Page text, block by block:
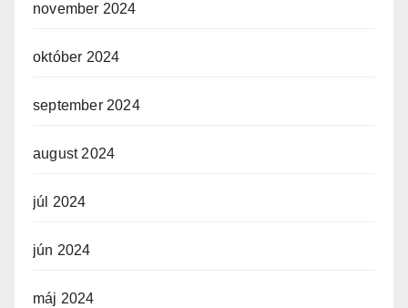
november 2024
október 2024
september 2024
august 2024
júl 2024
jún 2024
máj 2024